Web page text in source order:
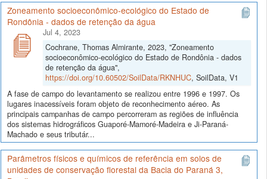
Zoneamento socioeconômico-ecológico do Estado de
Rondônia - dados de retenção da água
Jul 4, 2023
Cochrane, Thomas Almirante, 2023, "Zoneamento
socioeconômico-ecológico do Estado de Rondônia - dados
de retenção da água",
https://doi.org/10.60502/SoilData/RKNHUC, SoilData, V1
A fase de campo do levantamento se realizou entre 1996 e 1997. Os
lugares inacessíveis foram objeto de reconhecimento aéreo. As
principais campanhas de campo percorreram as regiões de influência
dos sistemas hidrográficos Guaporé-Mamoré-Madeira e Ji-Paraná-
Machado e seus tributár...
Parâmetros físicos e químicos de referência em solos de
unidades de conservação florestal da Bacia do Paraná 3,